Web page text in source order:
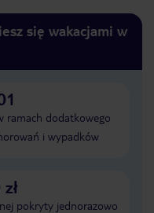
się wakacjami w
ramach dodatkowego
i wypadków
pokryty jednorazowo